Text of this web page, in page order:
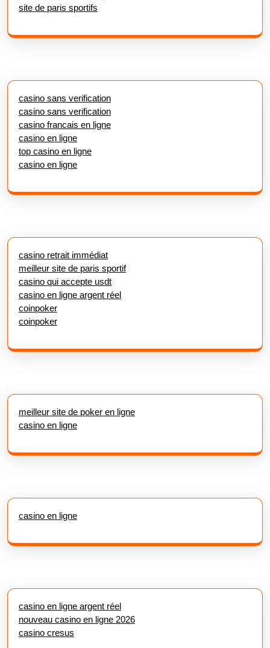
site de paris sportifs
casino sans verification
casino sans verification
casino francais en ligne
casino en ligne
top casino en ligne
casino en ligne
casino retrait immédiat
meilleur site de paris sportif
casino qui accepte usdt
casino en ligne argent réel
coinpoker
coinpoker
meilleur site de poker en ligne
casino en ligne
casino en ligne
casino en ligne argent réel
nouveau casino en ligne 2026
casino cresus